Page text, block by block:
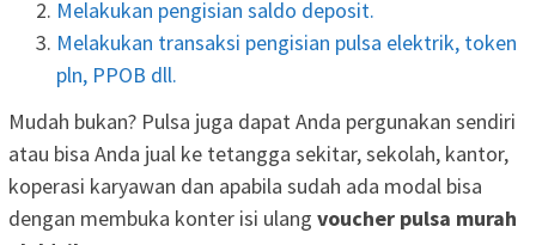
Melakukan pengisian saldo deposit.
Melakukan transaksi pengisian pulsa elektrik, token
pln, PPOB dll.
Mudah bukan? Pulsa juga dapat Anda pergunakan sendiri
atau bisa Anda jual ke tetangga sekitar, sekolah, kantor,
koperasi karyawan dan apabila sudah ada modal bisa
dengan membuka konter isi ulang voucher pulsa murah